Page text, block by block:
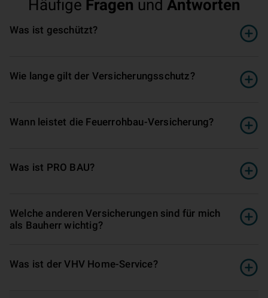
Häufige Fragen und Antworten
Was ist geschützt?
Wie lange gilt der Ver­si­che­rungs­schutz?
Wann leistet die Feuerrohbau­-Ver­si­che­rung?
Was ist PRO BAU?
Welche anderen Ver­si­che­rungen sind für mich
als Bauherr wichtig?
Was ist der VHV Home-Service?